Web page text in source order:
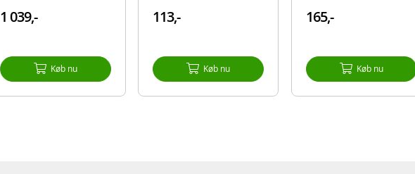
elevator og mere
1 039,-
Køb nu
113,-
Køb nu
165,-
Køb nu